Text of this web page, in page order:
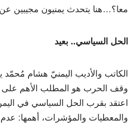
معا؟…هنا يتحدث يمنيون مجيبين
الحل السياسي.. بعيد
الكاتب والأديب اليمنيّ هشام مُحمّد
وقف الحرب هو المطلب الأهم على
اعتقد بقرب الحل السياسي في
والمعطيات والمؤشرات، أهمها: عدم